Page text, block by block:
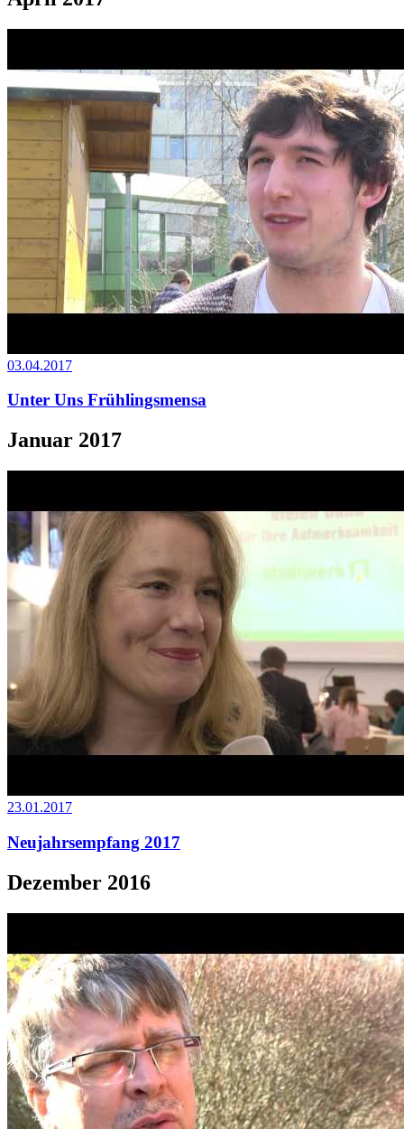
03.04.2017
Unter Uns Frühlingsmensa
Januar 2017
23.01.2017
Neujahrsempfang 2017
Dezember 2016